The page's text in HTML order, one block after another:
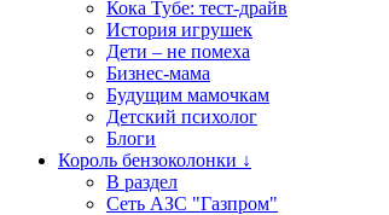
Кока Тубе: тест-драйв
История игрушек
Дети – не помеха
Бизнес-мама
Будущим мамочкам
Детский психолог
Блоги
Король бензоколонки ↓
В раздел
Сеть АЗС "Газпром"